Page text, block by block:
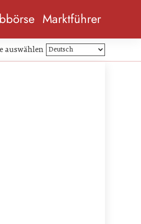
Marktführer
auswählen